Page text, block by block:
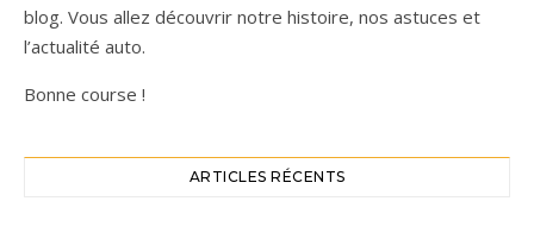
blog. Vous allez découvrir notre histoire, nos astuces et
l’actualité auto.
Bonne course !
ARTICLES RÉCENTS